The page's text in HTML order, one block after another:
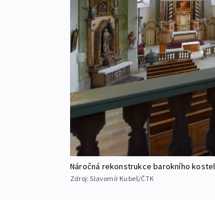
Náročná rekonstrukce barokního
Zdroj:Slavomír Kubeš/ČTK